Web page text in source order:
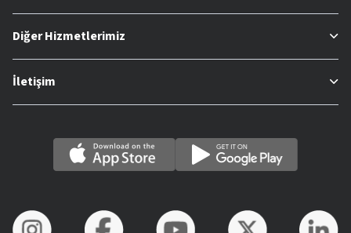
Diğer Hizmetlerimiz
İletişim